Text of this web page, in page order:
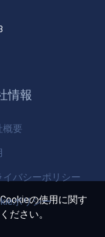
の使用に関す
ださい。
情報
概要
イバシーポリシー
ポリシー